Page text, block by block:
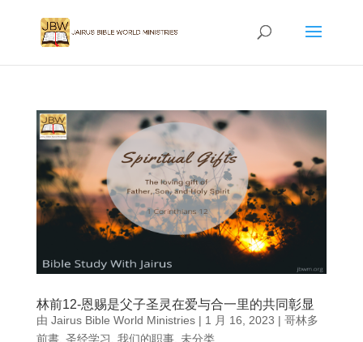
林前12-恩赐是父子圣灵在爱与合一里的共同彰显
由 Jairus Bible World Ministries| 1 月 16, 2023 | 哥林多
前書, 圣经学习 我们的职事, 未分类